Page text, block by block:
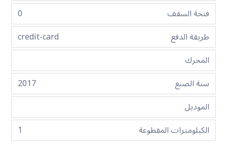
فتحة السقف
0
طريقة الدفع
credit-card
المحرك
سنة الصنع
2017
الموديل
الكيلومترات المقطوعة
1